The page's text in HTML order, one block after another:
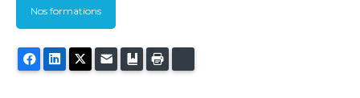
Nos formations
FacebookLinkedInTwitter
E-mail Ajouter aux favoris